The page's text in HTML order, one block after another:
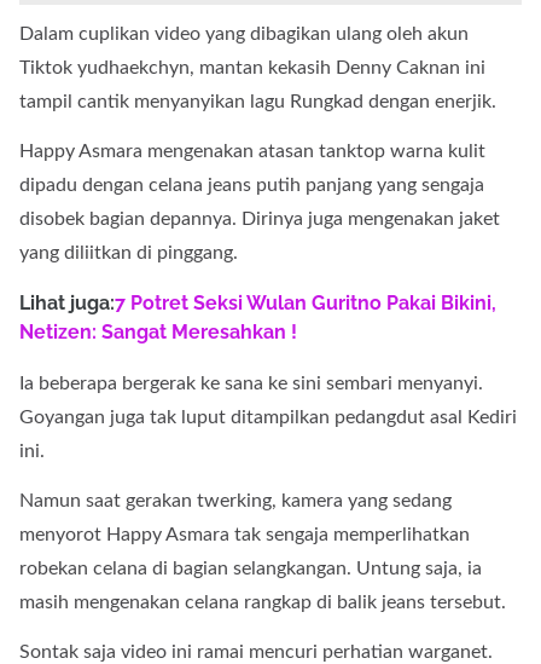
Dalam cuplikan video yang dibagikan ulang oleh akun
Tiktok yudhaekchyn, mantan kekasih Denny Caknan ini
tampil cantik menyanyikan lagu Rungkad dengan enerjik.
Happy Asmara mengenakan atasan tanktop warna kulit
dipadu dengan celana jeans putih panjang yang sengaja
disobek bagian depannya. Dirinya juga mengenakan jaket
yang diliitkan di pinggang.
Lihat juga:7 Potret Seksi Wulan Guritno Pakai Bikini,
Netizen: Sangat Meresahkan !
Ia beberapa bergerak ke sana ke sini sembari menyanyi.
Goyangan juga tak luput ditampilkan pedangdut asal Kediri
ini.
Namun saat gerakan twerking, kamera yang sedang
menyorot Happy Asmara tak sengaja memperlihatkan
robekan celana di bagian selangkangan. Untung saja, ia
masih mengenakan celana rangkap di balik jeans tersebut.
Sontak saja video ini ramai mencuri perhatian warganet.